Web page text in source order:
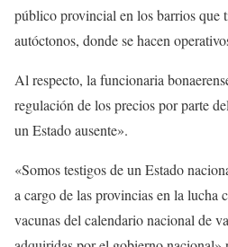
público provincial en los barrios que
autóctonos, donde se hacen
Al respecto, la funcionaria
regulación de los precios por parte
un Estado ausente».
«Somos testigos de un Estado
a cargo de las provincias en la lucha
vacunas del calendario nacional de